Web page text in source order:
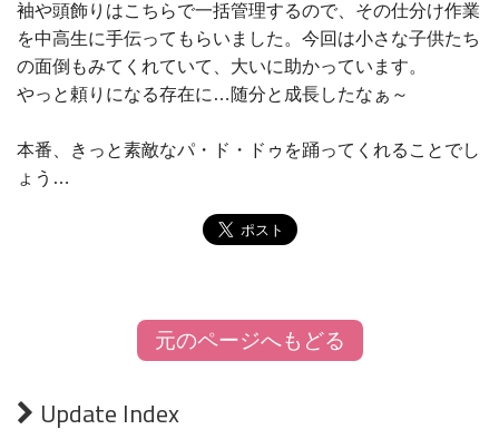
袖や頭飾りはこちらで一括管理するので、その仕分け作業
を中高生に手伝ってもらいました。今回は小さな子供たち
の面倒もみてくれていて、大いに助かっています。
やっと頼りになる存在に…随分と成長したなぁ～
本番、きっと素敵なパ・ド・ドゥを踊ってくれることでし
ょう…
元のページへもどる
Update Index